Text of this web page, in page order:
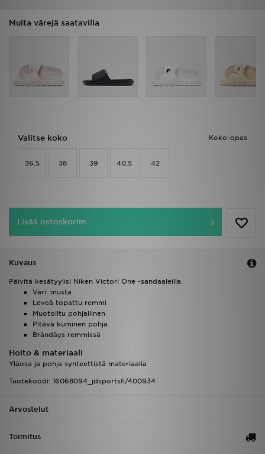
Muita värejä saatavilla
Koko-opas
Valitse koko
36.5 38 39 40.5 42
Lisää ostoskoriin
Kuvaus
Päivitä kesätyylisi Niken Victori One -sandaaleilla.
Väri: musta
Leveä topattu remmi
Muotoiltu pohjallinen
Pitävä kuminen pohja
Brändäys remmissä
Hoito & materiaali
Yläosa ja pohja synteettistä materiaalia
Tuotekoodi: 16068094_jdsportsfi/400934
Arvostelut
Toimitus
Minun JD